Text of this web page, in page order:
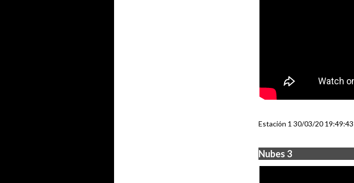
Estación 1 30/03/20 19:49:43
Nubes 3